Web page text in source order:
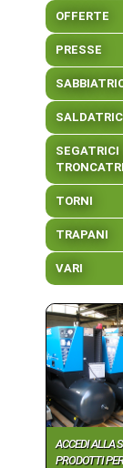
OFFERTE
PRESSE
SEGATRICI
TORNI
TRAPANI
VARI
ACCEDI ALLA
PRODOTTI